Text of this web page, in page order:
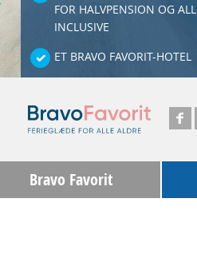
FOR HALVPENSION OG ALL
INCLUSIVE
ET BRAVO FAVORIT-HOTEL
Bravo Favorit